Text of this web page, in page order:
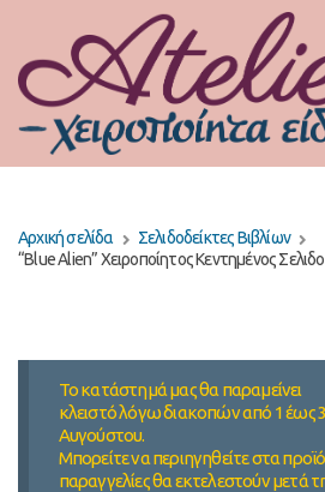
Αρχική σελίδα
Σελιδοδείκτες Βιβλίων
“Blue Alien” Χειροποίητος Κεντημένος
Το κατάστημά μας θα παραμείνει
κλειστό λόγω διακοπών από 1 έως
Αυγούστου.
Μπορείτε να περιηγηθείτε στα
παραγγελίες θα εκτελεστούν μετά